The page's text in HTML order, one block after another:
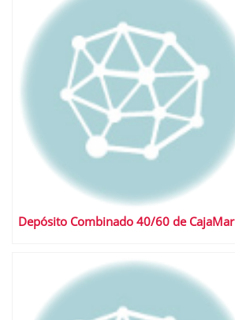
Depósito Combinado 40/60 de CajaMar